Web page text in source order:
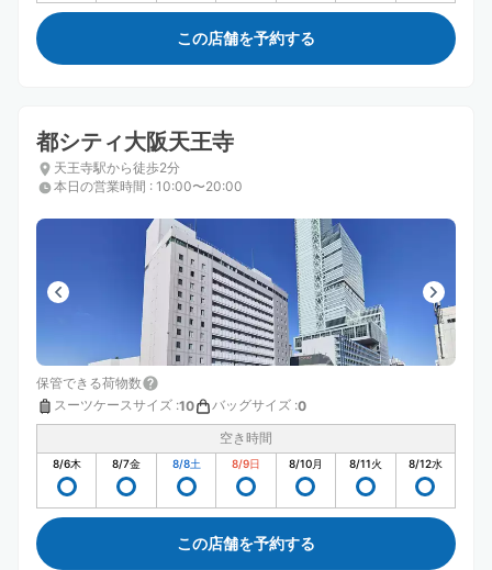
この店舗を予約する
都シティ大阪天王寺
天王寺駅から徒歩2分
本日の営業時間 : 10:00〜20:00
保管できる荷物数
スーツケースサイズ :10 バッグサイズ :0
空き時間
8/6木 8/7金 8/8土 8/9日 8/10月 8/11火 8/12水
この店舗を予約する